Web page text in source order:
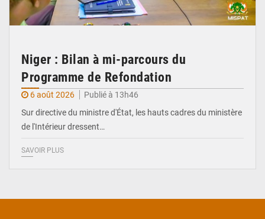
Niger : Bilan à mi-parcours du
Programme de Refondation
6 août 2026
Publié à 13h46
Sur directive du ministre d'État, les hauts cadres du ministère
de l'Intérieur dressent…
SAVOIR PLUS